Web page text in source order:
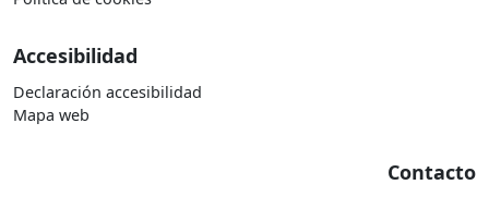
Accesibilidad
Declaración accesibilidad
Mapa web
Contacto